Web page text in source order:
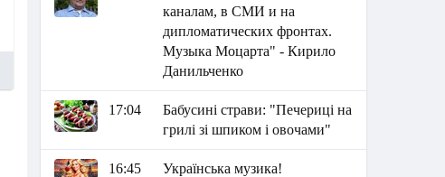
каналам, в СМИ и на
дипломатических фронтах.
Музыка Моцарта" - Кирило
Данильченко
17:04
Бабусині страви: "Печериці на
грилі зі шпиком і овочами"
16:45 Українська музика!